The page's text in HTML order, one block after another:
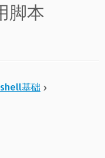
脚本
基础 ›